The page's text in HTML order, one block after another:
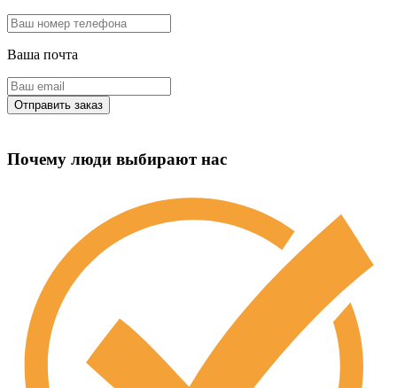
Ваша почта
Почему люди выбирают нас